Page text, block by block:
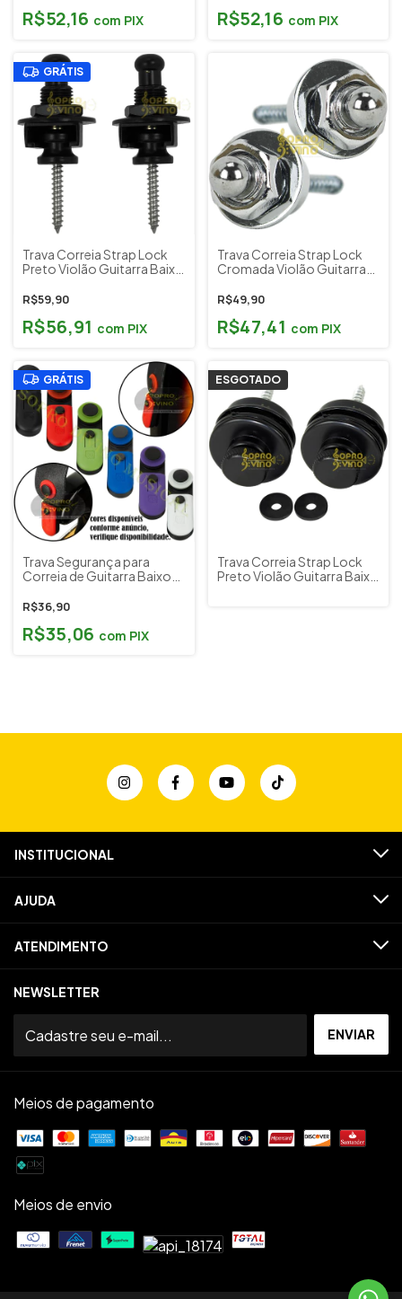
R$52,16 com PIX R$52,16 com PIX
GRÁTIS
Trava Correia Strap Lock
Preto Violão Guitarra Baixo
Sound S1-BK
R$59,90
R$56,91 com PIX
Trava Correia Strap Lock
Cromada Violão Guitarra
Smart SL05
R$49,90
R$47,41 com PIX
GRÁTIS
Trava Segurança para
Correia de Guitarra Baixo
R$36,90
R$35,06 com PIX
ESGOTADO
Trava Correia Strap Lock
Preto Violão Guitarra Baixo
INSTITUCIONAL
AJUDA
ATENDIMENTO
NEWSLETTER
Meios de pagamento
Meios de envio